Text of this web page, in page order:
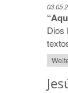
Dios